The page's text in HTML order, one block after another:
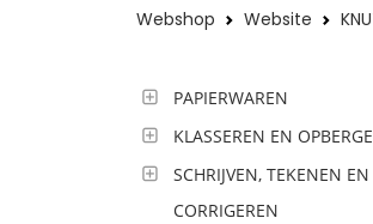
Webshop Website
PAPIERWAREN
KLASSEREN EN
SCHRIJVEN, TEKENEN EN
CORRIGEREN